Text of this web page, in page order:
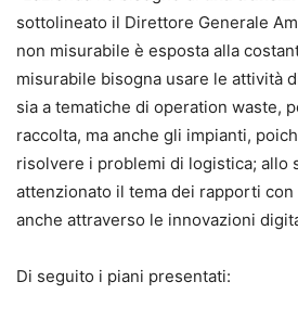
sottolineato il Direttore Generale
non misurabile è esposta alla
misurabile bisogna usare le attività
sia a tematiche di operation waste,
raccolta, ma anche gli impianti,
risolvere i problemi di logistica; allo
attenzionato il tema dei rapporti
anche attraverso le innovazioni
Di seguito i piani presentati: